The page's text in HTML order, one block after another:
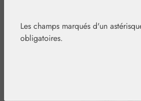
Les champs marqués d'un
obligatoires.